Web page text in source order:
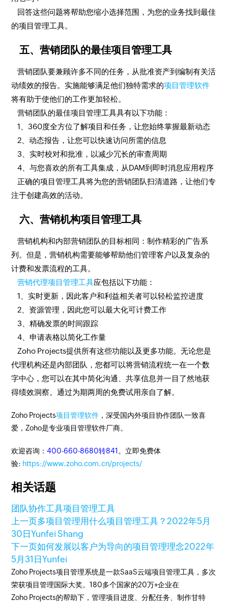
回答这些问题将帮助您缩小选择范围，为您的业务找到最佳
的项目管理工具。
五、营销团队的最佳项目管理工具
营销团队要兼顾许多不同的任务，从批准资产到编制有关活
动绩效的报告。实施能够满足他们独特需求的项目管理软件
将有助于使他们的工作更加轻松。
营销团队的最佳项目管理工具具有以下功能：
1、360度全方位了解项目和任务，让您始终掌握最新动态
2、动态报告，让您可以快速访问所需的信息
3、实时校对和批准，以减少冗长的审查周期
4、与您喜欢的所有工具集成，从DAM到即时消息应用程序
正确的项目管理工具将为您的营销团队扫清道路，让他们专
注于创建高效的活动。
六、营销机构项目管理工具
营销机构和内部营销团队的目标相同：制作精彩的广告系
列。但是，营销机构需要能够帮助他们管理客户以及复杂的
计费和发票流程的工具。
营销代理项目管理工具应包括以下功能：
1、实时更新，因此客户和利益相关者可以轻松监控进度
2、资源管理，因此您可以最大化可计费工作
3、精确发票的时间跟踪
4、申请表格以简化工作量
Zoho Projects提供所有这些功能以及更多功能。无论您是
代理机构还是内部团队，您都可以将营销流程统一在一个数
字中心，您可以在其中简化沟通、共享信息并一目了然地获
得绩效洞察。通过为期两周的免费试用亲自了解。
Zoho Projects项目管理软件 ，深受国内外项目协作团队一致喜
爱，Zoho是专业项目管理软件厂商。
欢迎咨询：400-660-8680转841 。立即免费体
验: https://www.zoho.com.cn/projects/
相关话题
团队协作工具项目管理工具
上一页多项目管理用什么项目管理工具？2022年5月
30日Yunfei Shang
下一页如何发展以客户为导向的项目管理理念2022年
5月31日Yunfei
Zoho Projects项目管理系统是一款SaaS云端项目管理工具，多次
荣获项目管理国际大奖。180多个国家的20万+企业在
Zoho Projects的帮助下，管理项目进度、分配任务、制作甘特